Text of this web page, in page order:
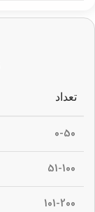
تعداد
0-50
51-100
101-200